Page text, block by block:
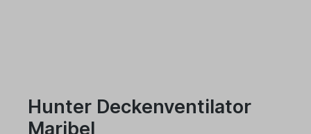
Hunter Deckenventilator
Maribel